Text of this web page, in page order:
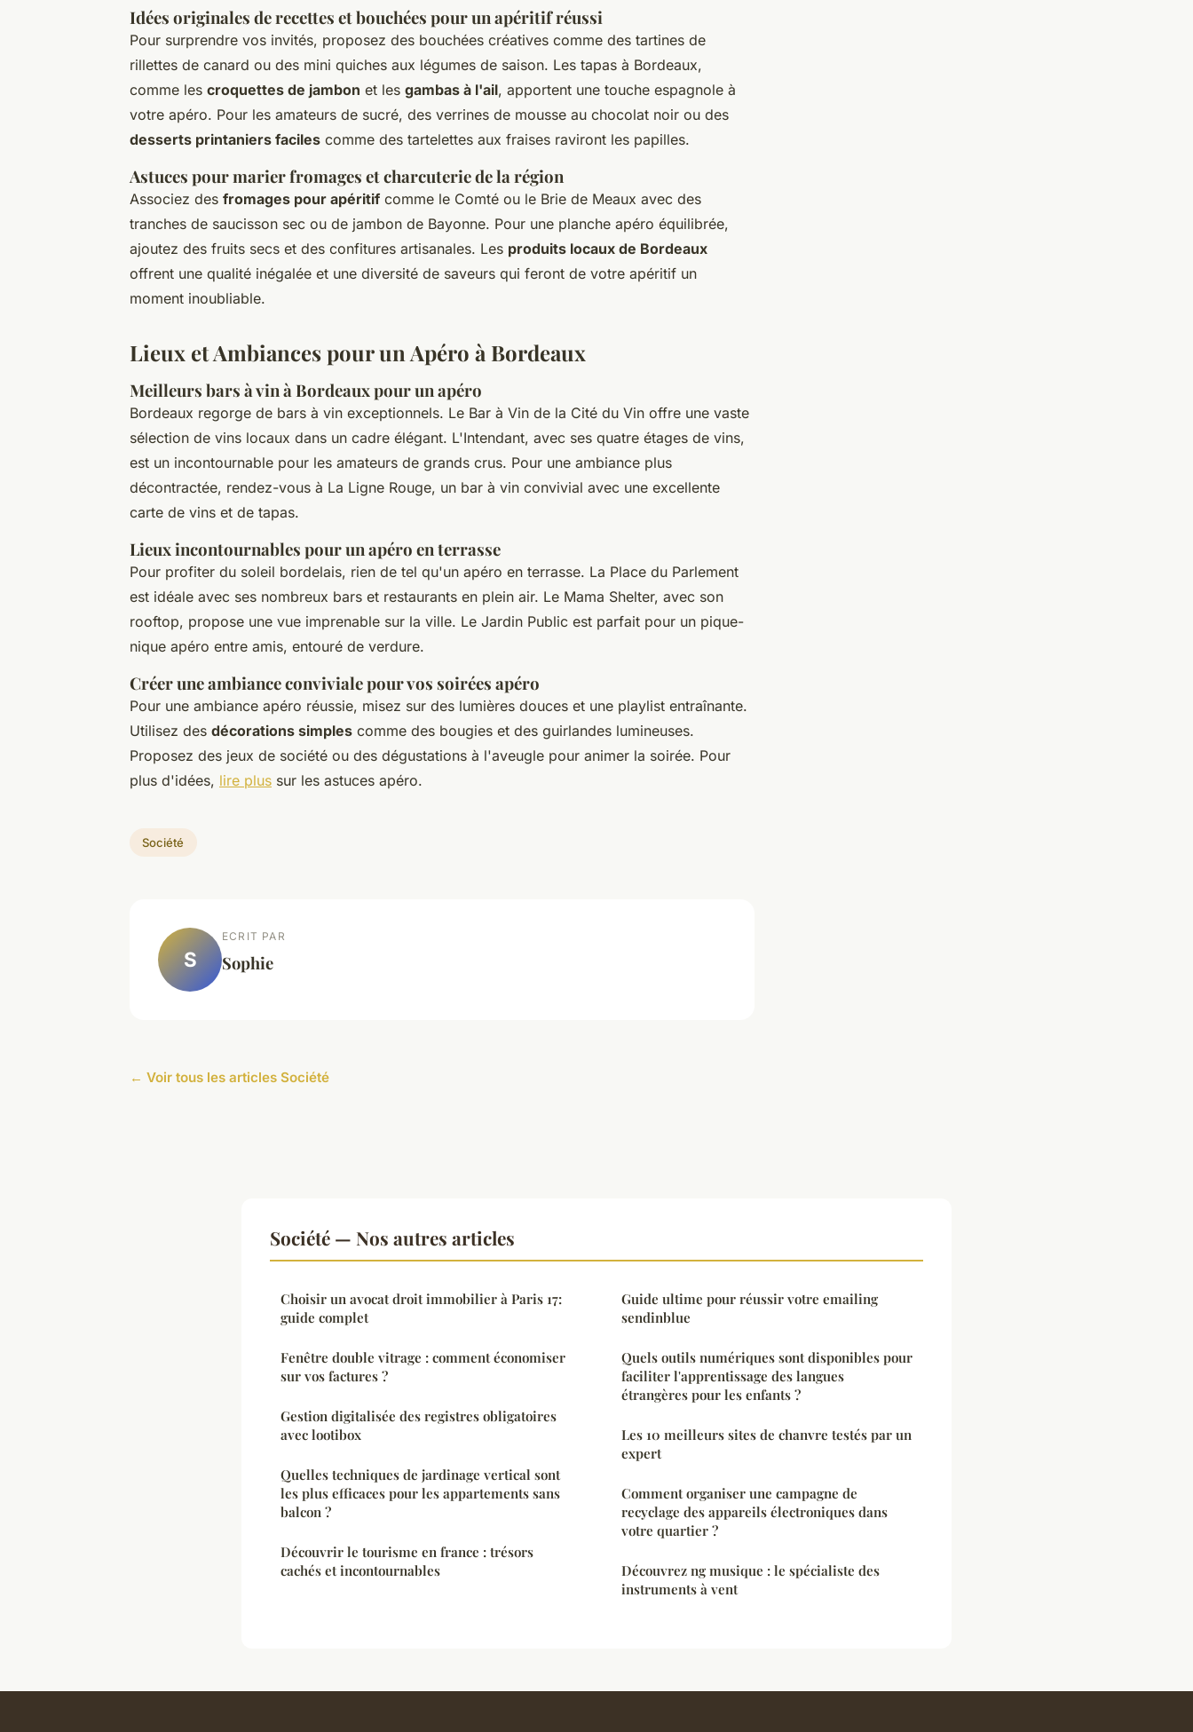
Idées originales de recettes et bouchées pour un apéritif réussi
Pour surprendre vos invités, proposez des bouchées créatives comme des tartines de
rillettes de canard ou des mini quiches aux légumes de saison. Les tapas à Bordeaux,
comme les croquettes de jambon et les gambas à l'ail, apportent une touche espagnole à
votre apéro. Pour les amateurs de sucré, des verrines de mousse au chocolat noir ou des
desserts printaniers faciles comme des tartelettes aux fraises raviront les papilles.
Astuces pour marier fromages et charcuterie de la région
Associez des fromages pour apéritif comme le Comté ou le Brie de Meaux avec des
tranches de saucisson sec ou de jambon de Bayonne. Pour une planche apéro équilibrée,
ajoutez des fruits secs et des confitures artisanales. Les produits locaux de Bordeaux
offrent une qualité inégalée et une diversité de saveurs qui feront de votre apéritif un
moment inoubliable.
Lieux et Ambiances pour un Apéro à Bordeaux
Meilleurs bars à vin à Bordeaux pour un apéro
Bordeaux regorge de bars à vin exceptionnels. Le Bar à Vin de la Cité du Vin offre une vaste
sélection de vins locaux dans un cadre élégant. L'Intendant, avec ses quatre étages de vins,
est un incontournable pour les amateurs de grands crus. Pour une ambiance plus
décontractée, rendez-vous à La Ligne Rouge, un bar à vin convivial avec une excellente
carte de vins et de tapas.
Lieux incontournables pour un apéro en terrasse
Pour profiter du soleil bordelais, rien de tel qu'un apéro en terrasse. La Place du Parlement
est idéale avec ses nombreux bars et restaurants en plein air. Le Mama Shelter, avec son
rooftop, propose une vue imprenable sur la ville. Le Jardin Public est parfait pour un pique-
nique apéro entre amis, entouré de verdure.
Créer une ambiance conviviale pour vos soirées apéro
Pour une ambiance apéro réussie, misez sur des lumières douces et une playlist entraînante.
Utilisez des décorations simples comme des bougies et des guirlandes lumineuses.
Proposez des jeux de société ou des dégustations à l'aveugle pour animer la soirée. Pour
plus d'idées, lire plus sur les astuces apéro.
Société
S
ECRIT PAR
Sophie
← Voir tous les articles Société
Société — Nos autres articles
Choisir un avocat droit immobilier à Paris 17:
guide complet
Fenêtre double vitrage : comment économiser
sur vos factures ?
Gestion digitalisée des registres obligatoires
avec lootibox
Quelles techniques de jardinage vertical sont
les plus efficaces pour les appartements sans
balcon ?
Découvrir le tourisme en france : trésors
cachés et incontournables
Guide ultime pour réussir votre emailing
sendinblue
Quels outils numériques sont disponibles pour
faciliter l'apprentissage des langues
étrangères pour les enfants ?
Les 10 meilleurs sites de chanvre testés par un
expert
Comment organiser une campagne de
recyclage des appareils électroniques dans
votre quartier ?
Découvrez ng musique : le spécialiste des
instruments à vent